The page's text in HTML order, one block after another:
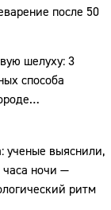
после 50
шелуху: 3
способа
ученые выяснили,
ночи —
ритм